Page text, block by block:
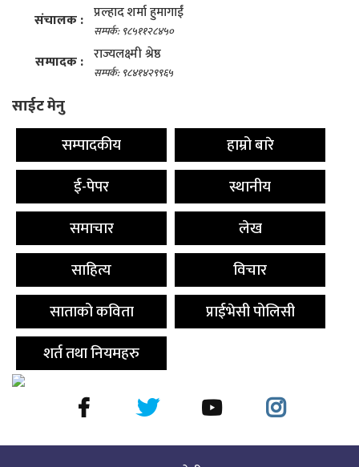
संचालक : प्रल्हाद शर्मा हुमागाईं
सम्पर्क: ९८५११२८४५०
सम्पादक : राज्यलक्ष्मी श्रेष्ठ
सम्पर्क: ९८४१४२९९६५
साईट मेनु
सम्पादकीय
हाम्रो बारे
ई-पेपर
स्थानीय
समाचार
लेख
साहित्य
विचार
साताको कविता
प्राईभेसी पोलिसी
शर्त तथा नियमहरु